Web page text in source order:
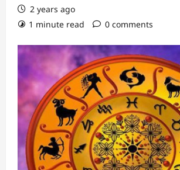
2 years ago
1 minute read
0 comments